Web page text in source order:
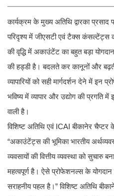
कार्यक्रम के मुख्य अतिथि द्वारका प्रसाद
परिदृश्य में जीएसटी एवं टैक्स कंसल्टेंट्स
की वृद्धि में अकाउंटेंट का बहुत बड़ा
की हड्डी है। बदलते कर कानूनों और
व्यापारियों को सही मार्गदर्शन देने में
भविष्य में व्यापार और उद्योग की प्रगति
वाली है।
विशिष्ट अतिथि एवं ICAI बीकानेर
“अकाउंटेंट्स की भूमिका भारतीय
व्यवसायों की वित्तीय व्यवस्था को सुचारु
महत्वपूर्ण है। ऐसे प्रोफेशनल्स के
सराहनीय पहल है।” विशिष्ट अतिथि